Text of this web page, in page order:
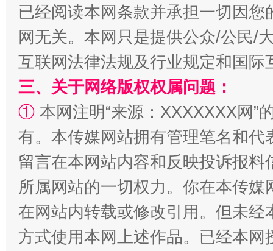
阿坝州三大球赛在茂县开幕 规模
已经阅读本网条款并承担一切因
网无关。本网只是提供公众/公民/
互联网法律法规及行业规定和国
三、关于网络版权权属问题：
① 本网注明“来源：XXXXXXX网”
有。本传媒网站拥有管理笔名和
留言在本网站内容和反映投诉报
所属网站的一切权力。你在本传
在网站内转载或修改引用。但未
方式使用本网上述作品。已经本